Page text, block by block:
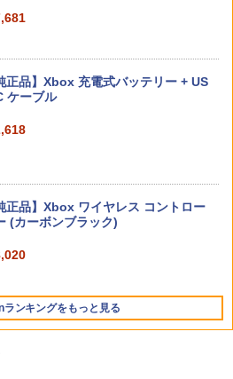
Switch2版(2連アクリルキーホル
+【早期購入封入特典】DLCチラシ)
古】[Switch2] ゼルダの伝説 ブレス
ザ ワイルド Nintendo Switch 2 Ed
任天堂(20250605)
入特典】DLC)
売】 コーエーテクモゲームス｜KOE
の巨人3【PS5】
古】塔の上のラプンツェル 3D スー
・セット 【ブルーレイ】／中川翔子
古】魔女の宅急便 ブルーレイディス
レンタル落ち】
テンドープリペイド番号 9000円|オ
テンドープリペイド番号 5000円|オ
インコード版
正品】DualSense ワイヤレスコン
正品】DualSense ワイヤレスコン
正品】Xbox 充電式バッテリー + US
ケーブル
正品】Xbox ワイヤレス コントロー
(カーボンブラック)
ンキングをもっと見る